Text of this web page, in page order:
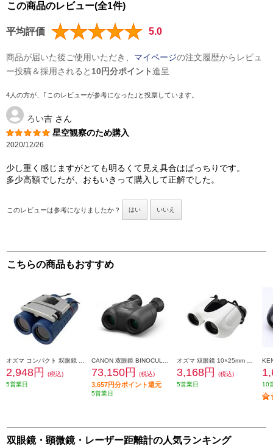
この商品のレビュー(全1件)
平均評価 5.0
商品が届いた後ご使用いただき、 マイページの注文履歴からレビュ
ー投稿＆採用されると 10円分ポイント進呈
4人の方が、｢このレビューが参考になった｣と投票しています。
ろい吉 さん
星空観察のため購入
2020/12/26
少し重く感じますがとても明るくて見え具合はばっちりです。
多少高額でしたが、おもいきって購入して正解でした。
このレビューは参考になりましたか？ はい いいえ
こちらの商品もおすすめ
2,948円
(税込)
5営業日
73,150円 (税込)
3,657円分ポイント還元
5営業日
3,168円
(税込)
5営業日
10
双眼鏡・顕微鏡・レーザー距離計の人気ランキング